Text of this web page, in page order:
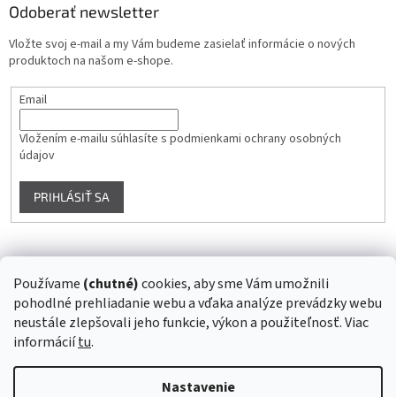
Používame (chutné)cookies, aby sme Vám umožnili
pohodlné prehliadanie webu a vďaka analýze prevádzky webu
neustále zlepšovali jeho funkcie, výkon a použiteľnosť. Viac
informáciítu.
Nastavenie
Odoberať newsletter
Vložte svoj e-mail a my Vám budeme zasielať informácie o nových
produktoch na našom e-shope.
Email
Vložením e-mailu súhlasíte s podmienkami ochrany osobných
údajov
PRIHLÁSIŤ SA
Sledovať na Instagrame